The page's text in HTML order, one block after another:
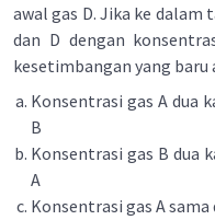
awal gas D. Jika ke
dan D dengan
kesetimbangan yang baru
Konsentrasi gas A dua
B
Konsentrasi gas B dua
A
Konsentrasi gas A